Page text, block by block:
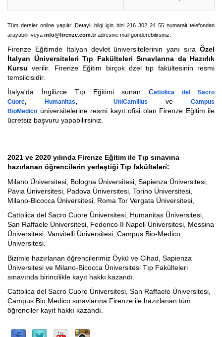
Tüm dersler online yapılır. Detaylı bilgi için bizi 216 302 24 55 numaralı telefondan
arayabilir veya info@firenze.com.tradresine mail gönderebilirsiniz.
Firenze Eğitimde İtalyan devlet üniversitelerinin yanı sıra Özel
İtalyan Üniversiteleri Tıp Fakülteleri Sınavlarına da Hazırlık
Kursu verilir. Firenze Eğitim birçok özel tıp fakültesinin resmi
temsilcisidir.
İtalya'da İngilizce Tıp Eğitimi sunanCattolica del Sacro
Cuore,Humanitas, UniCamillus veCampus
BioMedico üniversitelerine resmi kayıt ofisi olan Firenze Eğitim ile
ücretsiz başvuru yapabilirsiniz.
2021 ve 2020 yılında Firenze Eğitim ile Tıp sınavına
hazırlanan öğrencilerin yerleştiği Tıp fakülteleri:
Milano Üniversitesi, Bologna Üniversitesi, Sapienza Üniversitesi,
Pavia Üniversitesi, Padova Üniversitesi, Torino Üniversitesi,
Milano-Bicocca Üniversitesi, Roma Tor Vergata Üniversitesi,
Cattolica del Sacro Cuore Üniversitesi, Humanitas Üniversitesi,
San Raffaele Üniversitesi, Federico II Napoli Üniversitesi, Messina
Üniversitesi, Vanvitelli Üniversitesi, Campus Bio-Medico
Üniversitesi.
Bizimle hazırlanan öğrencilerimiz Öykü ve Cihad, Sapienza
Üniversitesi ve Milano-Bicocca Üniversitesi Tıp Fakülteleri
sınavında birincilikle kayıt hakkı kazandı.
Cattolica del Sacro Cuore Üniversitesi, San Raffaele Üniversitesi,
Campus Bio Medico sınavlarına Firenze ile hazırlanan tüm
öğrenciler kayıt hakkı kazandı.